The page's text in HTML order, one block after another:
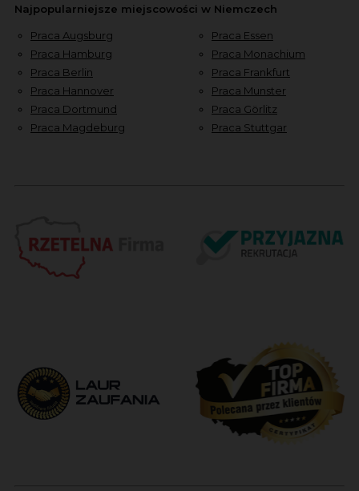
Najpopularniejsze miejscowości w Niemczech
Praca Augsburg
Praca Hamburg
Praca Berlin
Praca Hannover
Praca Dortmund
Praca Magdeburg
Praca Essen
Praca Monachium
Praca Frankfurt
Praca Munster
Praca Görlitz
Praca Stuttgar